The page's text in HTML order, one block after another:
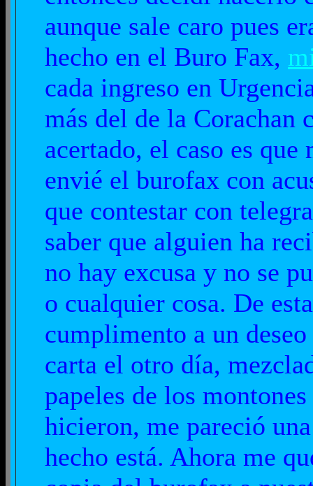
aunque sale caro pues
hecho en el Buro Fax,
cada ingreso en
más del de la Corachan
acertado, el caso es
envié el burofax con
que contestar con
saber que alguien ha
no hay excusa y no se
o cualquier cosa. De
cumplimento a un
carta el otro día,
papeles de los
hicieron, me pareció
hecho está. Ahora me